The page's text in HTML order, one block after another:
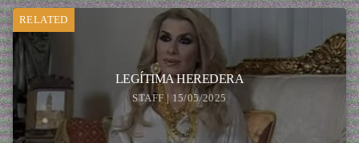
RELATED
LEGÍTIMA HEREDERA
STAFF | 15/05/2025